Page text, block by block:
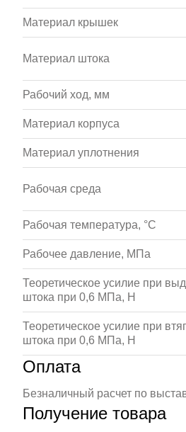
Материал крышек
Материал штока
Рабочий ход, мм
Материал корпуса
Материал уплотнения
Рабочая среда
Рабочая температура, °С
Рабочее давление, МПа
Теоретическое усилие при
штока при 0,6 МПа, Н
Теоретическое усилие при
штока при 0,6 МПа, Н
Оплата
Безналичный расчет по
Получение товара